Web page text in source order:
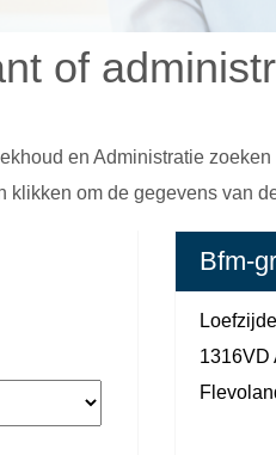
of
en Administratie
klikken om de gegevens van
Bfm-
1316VD